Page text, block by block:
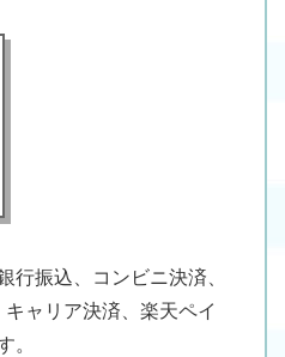
振込、コンビニ決済、
ャリア決済、楽天ペイ
。